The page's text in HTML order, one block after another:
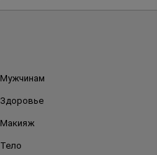
Мужчинам
Здоровье
Макияж
Тело